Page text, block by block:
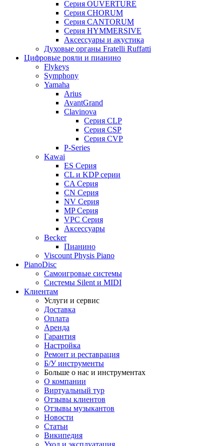
Серия OUVERTURE
Серия CHORUM
Серия CANTORUM
Серия HYMMERSIVE
Аксессуары и акустика
Духовые органы Fratelli Ruffatti
Цифровые рояли и пианино
Flykeys
Symphony
Yamaha
Arius
AvantGrand
Clavinova
Серия CLP
Серия CSP
Серия CVP
P-Series
Kawai
ES Серия
CL и KDP серии
CA Серия
CN Серия
NV Серия
MP Серия
VPC Серия
Аксессуары
Becker
Пианино
Viscount Physis Piano
PianoDisc
Самоигровые системы
Системы Silent и MIDI
Клиентам
Услуги и сервис
Доставка
Оплата
Аренда
Гарантия
Настройка
Ремонт и реставрация
Б/У инструменты
Больше о нас и инструментах
О компании
Виртуальный тур
Отзывы клиентов
Отзывы музыкантов
Новости
Статьи
Википедия
Уход и эксплуатация